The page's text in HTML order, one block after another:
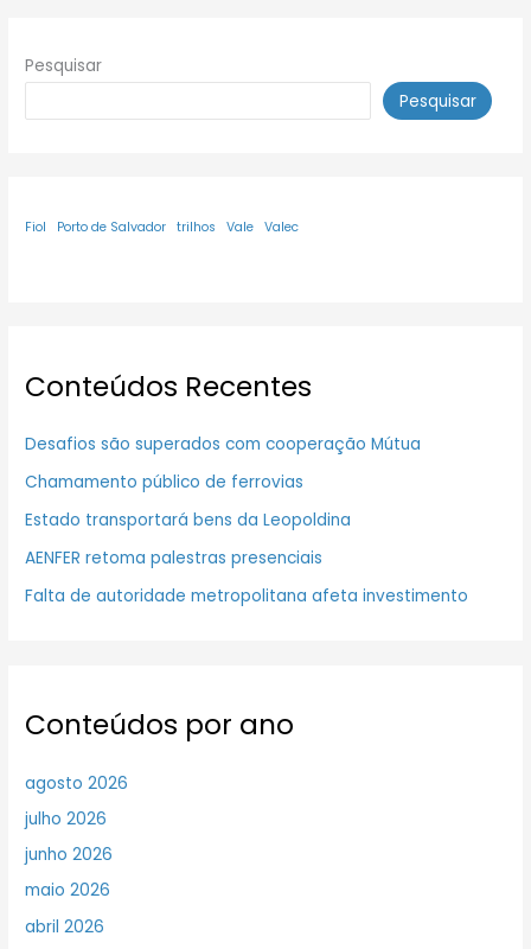
Pesquisar
Pesquisar
Fiol Porto de Salvador trilhos Vale Valec
Conteúdos Recentes
Desafios são superados com cooperação Mútua
Chamamento público de ferrovias
Estado transportará bens da Leopoldina
AENFER retoma palestras presenciais
Falta de autoridade metropolitana afeta investimento
Conteúdos por ano
agosto 2026
julho 2026
junho 2026
maio 2026
abril 2026